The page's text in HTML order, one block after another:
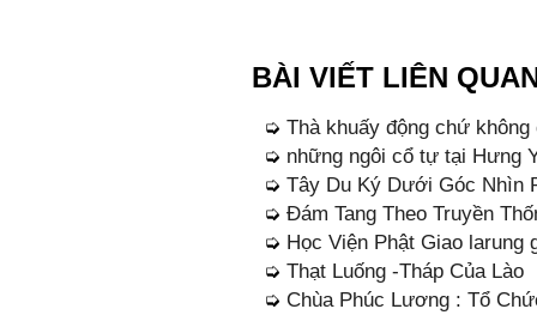
BÀI VIẾT LIÊN
➭ Thà khuấy động chứ
➭ những ngôi cổ tự tại Hưng
➭ Tây Du Ký Dưới Góc Nhìn
➭ Đám Tang Theo Truyền
➭ Học Viện Phật Giao larung
➭ Thạt Luống -Tháp Của Lào
➭ Chùa Phúc Lương : Tổ